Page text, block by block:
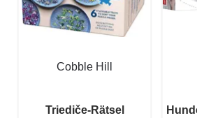
Cobble Hill
Triediče-Rätsel